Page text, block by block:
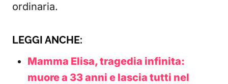
ordinaria.
LEGGI ANCHE:
Mamma Elisa, tragedia infinita:
muore a 33 anni e lascia tutti nel